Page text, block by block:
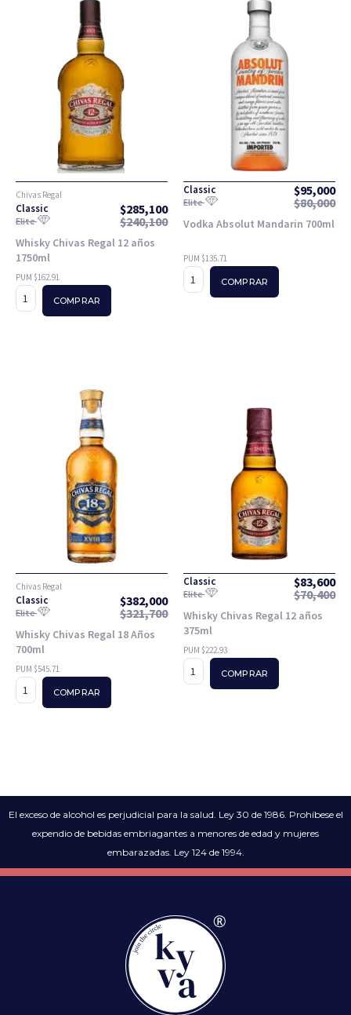
Chivas Regal
Classic $285,100
Elite $240,100
Whisky Chivas Regal 12 años
1750ml
PUM $162.91
COMPRAR
Classic $95,000
Elite $80,000
Vodka Absolut Mandarin 700ml
PUM $135.71
COMPRAR
Chivas Regal
Classic $382,000
Elite $321,700
Whisky Chivas Regal 18 Años
700ml
PUM $545.71
COMPRAR
Classic $83,600
Elite $70,400
Whisky Chivas Regal 12 años
375ml
PUM $222.93
COMPRAR
El exceso de alcohol es perjudicial para la salud. Ley 30 de 1986. Prohíbese el
expendio de bebidas embriagantes a menores de edad y mujeres
embarazadas. Ley 124 de 1994.